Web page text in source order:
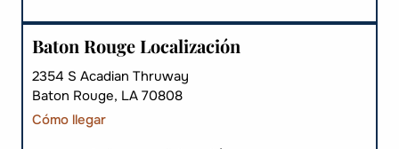
Baton Rouge Localización
2354 S Acadian Thruway
Baton Rouge, LA 70808
Cómo llegar